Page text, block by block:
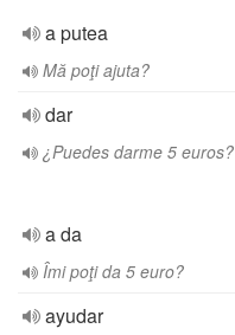
a putea
Mă poţi ajuta?
dar
¿Puedes darme 5 euros?
a da
Îmi poţi da 5 euro?
ayudar